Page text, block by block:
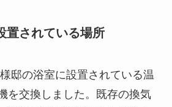
置されている場所
邸の浴室に設置されている温
を交換しました。既存の換気